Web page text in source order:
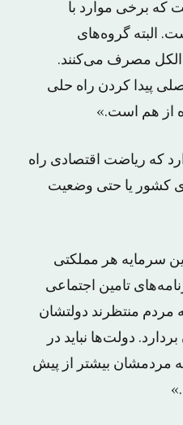
که برخی موارد با
البته گروه‌های
الکل مصرف می‌کنند.
پیدا کردن راه حلی
از هم است.»
که ریاضت اقتصادی راه
کشور یا حتی وضعیت
سرمایه هر مملکتی
تامین اجتماعی
منتظرند دولتشان
دولت‌ها نباید در
مردمشان بیشتر از پیش